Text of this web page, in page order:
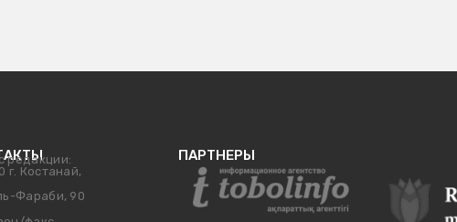
редакции:
г. Костанай,
Фараби, 90
ПАРТНЕРЫ